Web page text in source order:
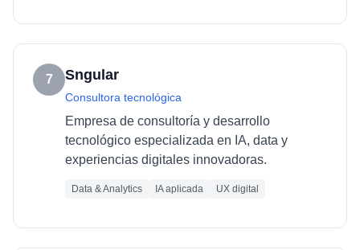
7 Sngular
Consultora tecnológica
Empresa de consultoría y desarrollo
tecnológico especializada en IA, data y
experiencias digitales innovadoras.
Data & Analytics IA aplicada UX digital